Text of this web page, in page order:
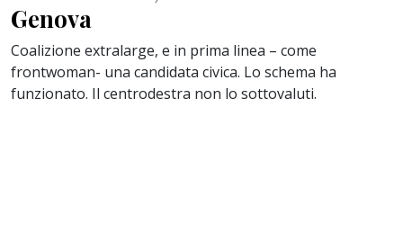
Genova
Coalizione extralarge, e in prima linea – come
frontwoman- una candidata civica. Lo schema ha
funzionato. Il centrodestra non lo sottovaluti.